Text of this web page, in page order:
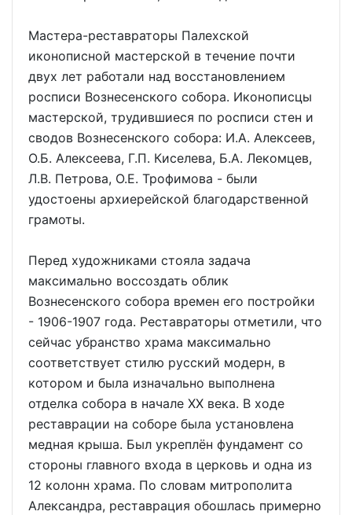
Мастера-реставраторы Палехской
иконописной мастерской в течение почти
двух лет работали над восстановлением
росписи Вознесенского собора. Иконописцы
мастерской, трудившиеся по росписи стен и
сводов Вознесенского собора: И.А. Алексеев,
О.Б. Алексеева, Г.П. Киселева, Б.А. Лекомцев,
Л.В. Петрова, О.Е. Трофимова - были
удостоены архиерейской благодарственной
грамоты.
Перед художниками стояла задача
максимально воссоздать облик
Вознесенского собора времен его постройки
- 1906-1907 года. Реставраторы отметили, что
сейчас убранство храма максимально
соответствует стилю русский модерн, в
котором и была изначально выполнена
отделка собора в начале ХХ века. В ходе
реставрации на соборе была установлена
медная крыша. Был укреплён фундамент со
стороны главного входа в церковь и одна из
12 колонн храма. По словам митрополита
Александра, реставрация обошлась примерно